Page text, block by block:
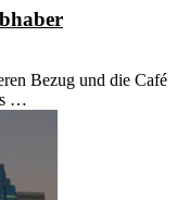
Bezug und die Café
…